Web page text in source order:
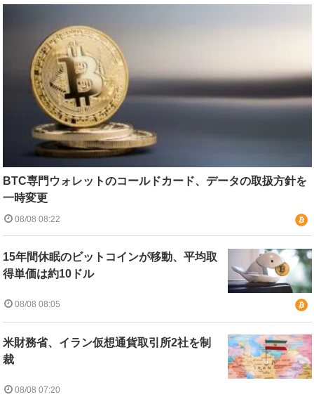
BTC専門ウォレットのコールドカード、データの取扱方針を
一時変更
08/08 08:22
15年間休眠のビットコインが移動、平均取
得単価は約10ドル
08/08 08:05
米財務省、イラン仮想通貨取引所2社を制
裁
08/08 07:20